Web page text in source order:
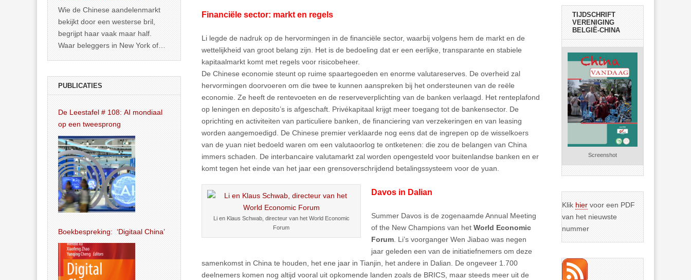
Financiële sector: markt en regels
Li legde de nadruk op de hervormingen in de financiële sector, waarbij volgens hem de markt en de
wettelijkheid van groot belang zijn. Het is de bedoeling dat er een eerlijke, transparante en stabiele
kapitaalmarkt komt met regels voor risicobeheer.
De Chinese economie steunt op ruime spaartegoeden en enorme valutareserves. De overheid zal
hervormingen doorvoeren om die twee te kunnen aanspreken bij het ondersteunen van de reële
economie. Ze heeft de rentevoeten en de reserveverplichting van de banken verlaagd. Het renteplafond
op leningen en deposito’s is afgeschaft. Privékapitaal krijgt meer toegang tot de bankensector. De
oprichting en activiteiten van particuliere banken, de financiering van verzekeringen en van leasing
worden aangemoedigd. De Chinese premier verklaarde nog eens dat de ingrepen op de wisselkoers
van de yuan niet bedoeld waren om een valutaoorlog te ontketenen: die zou de belangen van China
immers schaden. De interbancaire valutamarkt zal worden opengesteld voor buitenlandse banken en er
komt tegen het einde van het jaar een grensoverschrijdend betalingssysteem voor de yuan.
Li en Klaus Schwab, directeur van het World Economic
Forum
Davos in Dalian
Summer Davos is de zogenaamde Annual Meeting
of the New Champions van het World Economic
Forum. Li’s voorganger Wen Jiabao was negen
jaar geleden een van de initiatiefnemers om deze
samenkomst in China te houden, het ene jaar in Tianjin, het andere in Dalian. De ongeveer 1.700
deelnemers komen nog altijd vooral uit opkomende landen zoals de BRICS, maar steeds meer uit de
Wie de Chinese aandelenmarkt
bekijkt door een westerse bril,
begrijpt haar vaak maar half.
Waar beleggers in New York of
PUBLICATIES
De Leestafel # 108: AI mondiaal
op een tweesprong
Boekbespreking: ‘Digitaal China’
economische
agressie. In
werkelijkheid
verhult die
spectaculaire
rekensom vooral
de industriële
achterstand die
… >> lees meer
TIJDSCHRIFT
VERENIGING
BELGIË-CHINA
Screenshot
Klik hier voor een PDF
van het nieuwste
nummer